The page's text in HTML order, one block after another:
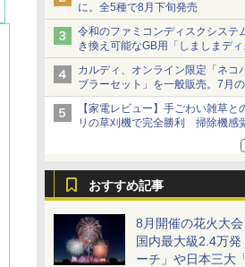
に。全5種で8月下旬発売
令和のファミコンディスクシステ
き換え可能なGB用「しましまデ
ム」
カルディ、オンライン限定「ネコ
ブラーセット」を一般販売。7月
当選無効分
【家電レビュー】手ごわい雑草と
リの草刈機で完全勝利 掃除機感
おすすめ記事
8月開催の花火大会
国内最大級2.4万
ーチ」や日本三大